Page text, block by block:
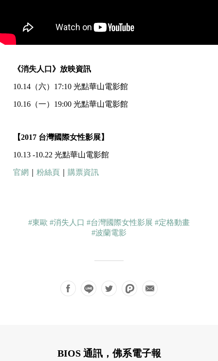
《消失人口》放映資訊
10.14（六）17:10 光點華山電影館
10.16（一）19:00 光點華山電影館
【2017 台灣國際女性影展】
10.13 -10.22 光點華山電影館
官網 粉絲頁 購票資訊
#東歐 #消失人口 #台灣國際女性影展 #定格動畫
#波蘭電影
BIOS 通訊，佛系電子報